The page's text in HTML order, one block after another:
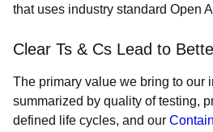
that uses industry standard Open
Clear Ts & Cs Lead to
The primary value we bring to our
summarized by quality of testing,
defined life cycles, and our